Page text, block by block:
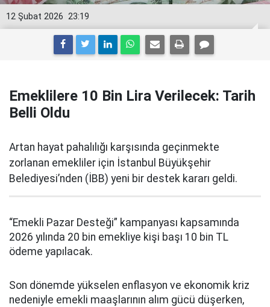
23:19
12 Şubat 2026
Emeklilere 10 Bin Lira Verilecek: Tarih
Belli Oldu
Artan hayat pahalılığı karşısında geçinmekte
zorlanan emekliler için İstanbul Büyükşehir
Belediyesi’nden (İBB) yeni bir destek kararı geldi.
“Emekli Pazar Desteği” kampanyası kapsamında
2026 yılında 20 bin emekliye kişi başı 10 bin TL
ödeme yapılacak.
Son dönemde yükselen enflasyon ve ekonomik kriz
nedeniyle emekli maaşlarının alım gücü düşerken,